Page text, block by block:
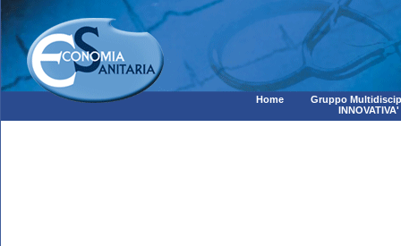
Home
Gruppo
INNOVATIVA'